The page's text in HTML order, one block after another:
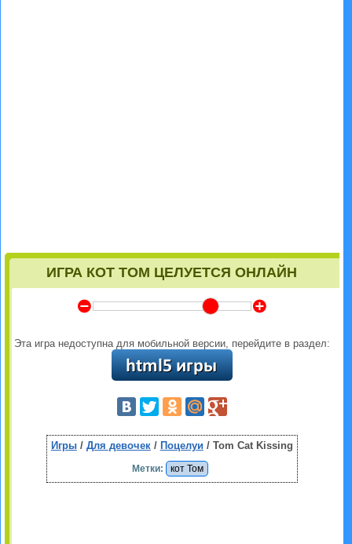
ИГРА КОТ ТОМ ЦЕЛУЕТСЯ ОНЛАЙН
Y Z
Эта игра недоступна для мобильной версии, перейдите в раздел:
Игры/ Для девочек/ Поцелуи / Tom Cat Kissing
Метки: кот Том